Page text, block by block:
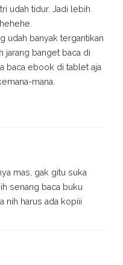
udah tidur. Jadi lebih
udah banyak tergantikan
jarang banget baca di
baca ebook di tablet aja
mana.
mas, gak gitu suka
senang baca buku
nih harus ada kopiii